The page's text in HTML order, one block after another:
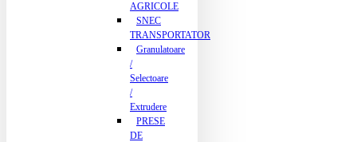
AGRICOLE
SNEC
TRANSPORTATOR
Granulatoare
/
Selectoare
/
Extrudere
PRESE
DE